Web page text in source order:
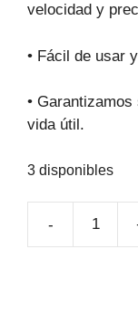
velocidad y
• Fácil de usar
•
vida útil.
3 disponibles
-